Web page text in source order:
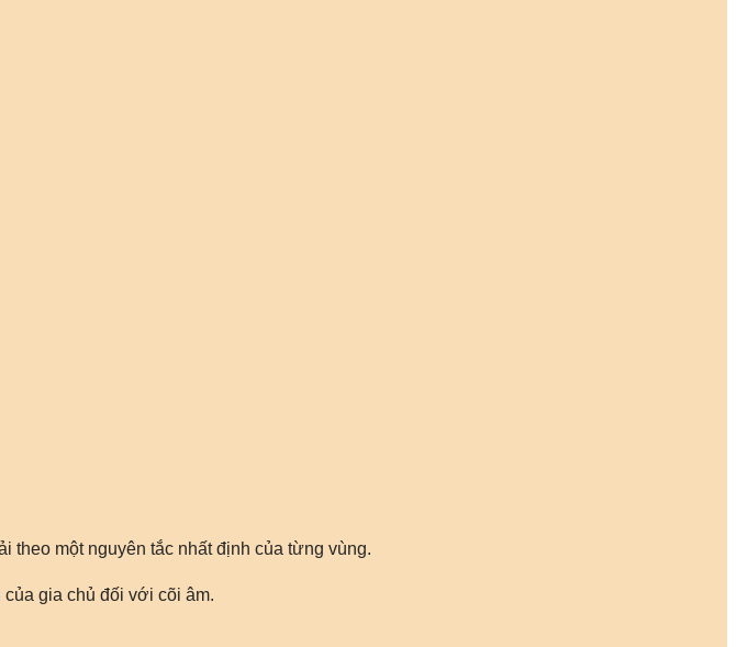
theo một nguyên tắc nhất định của từng vùng.
gia chủ đối với cõi âm.